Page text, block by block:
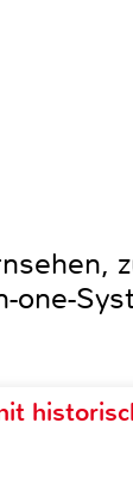
one-